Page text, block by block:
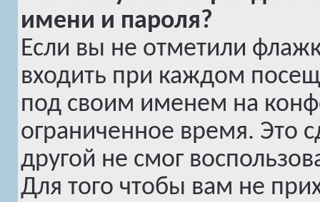
имени и пароля?
Если вы не отметили
входить при каждом
под своим именем на
ограниченное время. Это
другой не смог
Для того чтобы вам не